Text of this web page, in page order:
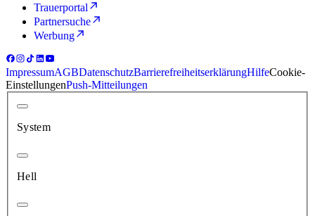
Trauerportal
Partnersuche
Werbung
ImpressumAGBDatenschutzBarrierefreiheitserklärungHilfeCookie-
EinstellungenPush-Mitteilungen
System
Hell